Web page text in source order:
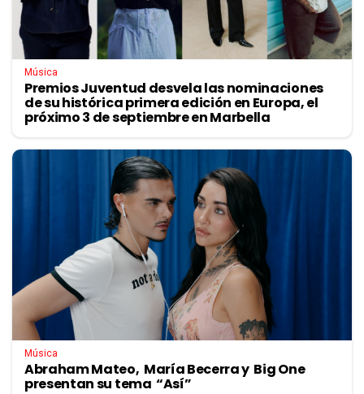
Música
Premios Juventud desvela las nominaciones
de su histórica primera edición en Europa, el
próximo 3 de septiembre en Marbella
Música
Abraham Mateo, María Becerra y Big One
presentan su tema “Así”